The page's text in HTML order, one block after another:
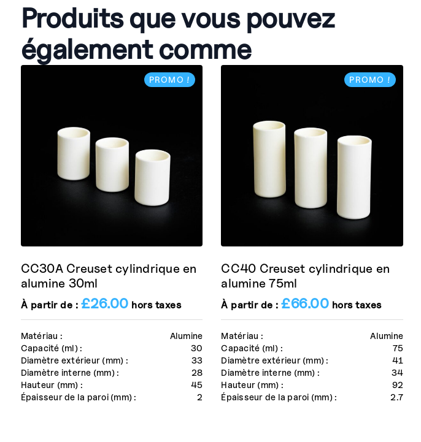
Produits que vous pouvez
également comme
PROMO !
Matériau :
Alumine
Capacité (ml) :
30
Diamètre extérieur (mm) :
33
Diamètre interne (mm) :
28
Hauteur (mm) :
45
Épaisseur de la paroi (mm) :
2
CC30A Creuset cylindrique en
alumine 30ml
À partir de : £26.00 hors taxes
PROMO !
Matériau :
Alumine
Capacité (ml) :
75
Diamètre extérieur (mm) :
41
Diamètre interne (mm) :
34
Hauteur (mm) :
92
Épaisseur de la paroi (mm) :
2.7
CC40 Creuset cylindrique en
alumine 75ml
À partir de :£66.00 hors taxes